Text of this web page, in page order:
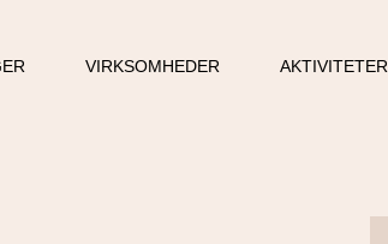
VIRKSOMHEDER AKTIVITETER